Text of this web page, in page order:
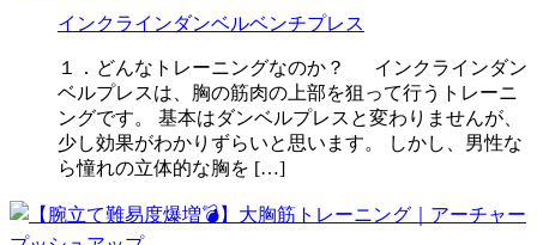
インクラインダンベルベンチプレス
１．どんなトレーニングなのか？ インクラインダン
ベルプレスは、胸の筋肉の上部を狙って行うトレーニ
ングです。 基本はダンベルプレスと変わりませんが、
少し効果がわかりずらいと思います。 しかし、男性な
ら憧れの立体的な胸を […]